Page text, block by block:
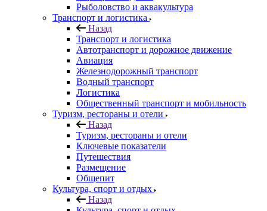
Рыболовство и аквакультура
Транспорт и логистика
Назад
Транспорт и логистика
Автотранспорт и дорожное движение
Авиация
Железнодорожный транспорт
Водный транспорт
Логистика
Общественный транспорт и мобильность
Туризм, рестораны и отели
Назад
Туризм, рестораны и отели
Ключевые показатели
Путешествия
Размещение
Общепит
Культура, спорт и отдых
Назад